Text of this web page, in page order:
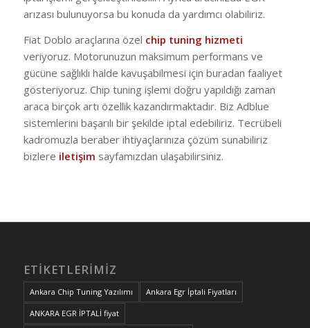
arızası bulunuyorsa bu konuda da yardımcı olabiliriz.
Fiat Doblo araçlarına özel chip tuning hizmeti
veriyoruz. Motorunuzun maksimum performans ve
gücüne sağlıklı halde kavuşabilmesi için buradan faaliyet
gösteriyoruz. Chip tuning işlemi doğru yapıldığı zaman
araca birçok artı özellik kazandırmaktadır. Biz Adblue
sistemlerini başarılı bir şekilde iptal edebiliriz. Tecrübeli
kadromuzla beraber ihtiyaçlarınıza çözüm sunabiliriz
bizlere iletişim sayfamızdan ulaşabilirsiniz.
ETIKETLERIMIZ
Ankara Chip Tuning Yazılımı Ankara Egr İptali Fiyatları
ANKARA EGR İPTALİ fiyat